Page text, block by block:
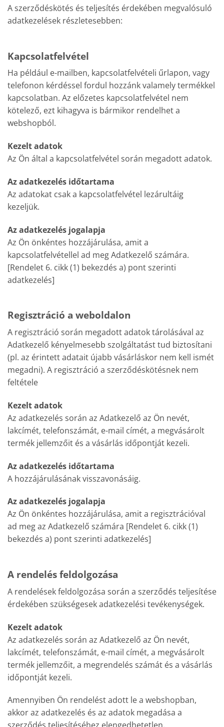
A szerződéskötés és teljesítés érdekében megvalósuló
adatkezelések részletesebben:
Kapcsolatfelvétel
Ha például e-mailben, kapcsolatfelvételi űrlapon, vagy
telefonon kérdéssel fordul hozzánk valamely termékkel
kapcsolatban. Az előzetes kapcsolatfelvétel nem
kötelező, ezt kihagyva is bármikor rendelhet a
webshopból.
Kezelt adatok
Az Ön által a kapcsolatfelvétel során megadott adatok.
Az adatkezelés időtartama
Az adatokat csak a kapcsolatfelvétel lezárultáig
kezeljük.
Az adatkezelés jogalapja
Az Ön önkéntes hozzájárulása, amit a
kapcsolatfelvétellel ad meg Adatkezelő számára.
[Rendelet 6. cikk (1) bekezdés a) pont szerinti
adatkezelés]
Regisztráció a weboldalon
A regisztráció során megadott adatok tárolásával az
Adatkezelő kényelmesebb szolgáltatást tud biztosítani
(pl. az érintett adatait újabb vásárláskor nem kell ismét
megadni). A regisztráció a szerződéskötésnek nem
feltétele
Kezelt adatok
Az adatkezelés során az Adatkezelő az Ön nevét,
lakcímét, telefonszámát, e-mail címét, a megvásárolt
termék jellemzőit és a vásárlás időpontját kezeli.
Az adatkezelés időtartama
A hozzájárulásának visszavonásáig.
Az adatkezelés jogalapja
Az Ön önkéntes hozzájárulása, amit a regisztrációval
ad meg az Adatkezelő számára [Rendelet 6. cikk (1)
bekezdés a) pont szerinti adatkezelés]
A rendelés feldolgozása
A rendelések feldolgozása során a szerződés teljesítése
érdekében szükségesek adatkezelési tevékenységek.
Kezelt adatok
Az adatkezelés során az Adatkezelő az Ön nevét,
lakcímét, telefonszámát, e-mail címét, a megvásárolt
termék jellemzőit, a megrendelés számát és a vásárlás
időpontját kezeli.
Amennyiben Ön rendelést adott le a webshopban,
akkor az adatkezelés és az adatok megadása a